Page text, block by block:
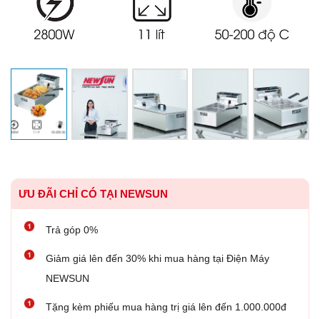
ƯU ĐÃI CHỈ CÓ TẠI NEWSUN
Trả góp 0%
Giảm giá lên đến 30% khi mua hàng tại Điện Máy
NEWSUN
Tặng kèm phiếu mua hàng trị giá lên đến 1.000.000đ